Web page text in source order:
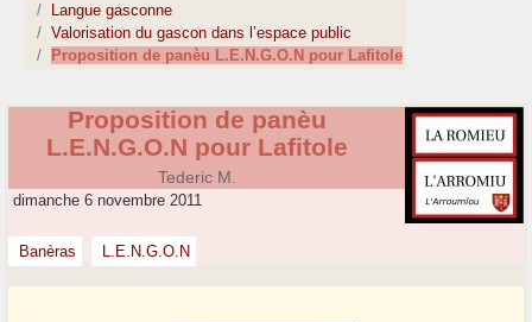
Langue gasconne
Valorisation du gascon dans l’espace public
Proposition de panèu L.E.N.G.O.N pour Lafitole
Proposition de panèu
L.E.N.G.O.N pour Lafitole
Tederic M.
dimanche 6 novembre 2011
Banèras L.E.N.G.O.N